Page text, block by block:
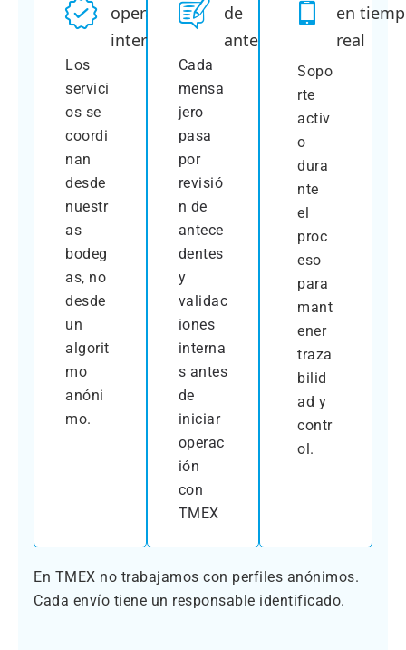
operativa
interna
Los
servici
os se
coordi
nan
desde
nuestr
as
bodeg
as, no
desde
un
algorit
mo
anóni
mo.
de
antecedentes
Cada
mensa
jero
pasa
por
revisió
n de
antece
dentes
y
validac
iones
interna
s antes
de
iniciar
operac
ión
con
TMEX
en
real
Sopo
rte
activ
o
dura
nte
el
proc
eso
para
mant
ener
traza
bilid
ad y
contr
ol.
En TMEX no trabajamos con perfiles anónimos.
Cada envío tiene un responsable identificado.